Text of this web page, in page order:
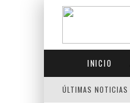
INICIO
ÚLTIMAS NOTICIAS